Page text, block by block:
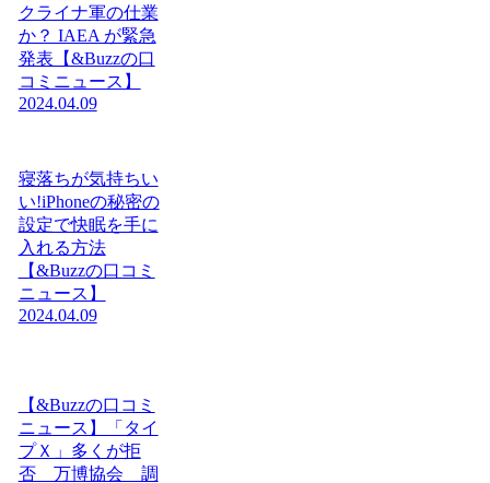
クライナ軍の仕業
か？ IAEA が緊急
発表【&Buzzの口
コミニュース】
2024.04.09
寝落ちが気持ちい
い!iPhoneの秘密の
設定で快眠を手に
入れる方法
【&Buzzの口コミ
ニュース】
2024.04.09
【&Buzzの口コミ
ニュース】「タイ
プＸ」多くが拒
否 万博協会 調